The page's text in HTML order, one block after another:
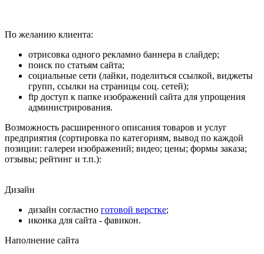
По желанию клиента:
отрисовка одного рекламно баннера в слайдер;
поиск по статьям сайта;
социальные сети (лайки, поделиться ссылкой, виджеты
групп, ссылки на страницы соц. сетей);
ftp доступ к папке изображений сайта для упрощения
администрирования.
Возможность расширенного описания товаров и услуг
предприятия (сортировка по категориям, вывод по каждой
позиции: галереи изображений; видео; цены; формы заказа;
отзывы; рейтинг и т.п.):
Дизайн
дизайн согластно готовой верстке;
иконка для сайта - фавикон.
Наполнение сайта